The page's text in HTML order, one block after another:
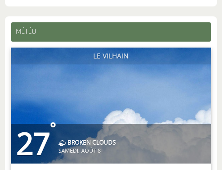
MÉTÉO
LE VILHAIN
27°
BROKEN CLOUDS
SAMEDI, AOÛT 8